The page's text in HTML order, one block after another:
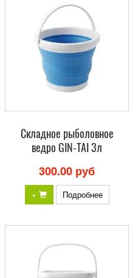
Складное рыболовное
ведро GIN-TAI 3л
300.00 руб
+ Подробнее